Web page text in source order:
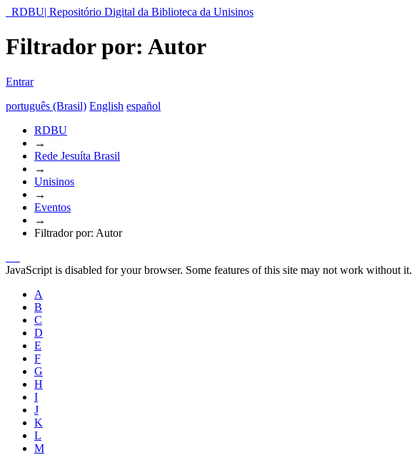
RDBU| Repositório Digital da Biblioteca da Unisinos
Filtrador por: Autor
Entrar
português (Brasil) English español
RDBU
→
Rede Jesuíta Brasil
→
Unisinos
→
Eventos
→
Filtrador por: Autor
JavaScript is disabled for your browser. Some features of this site may not work without it.
A
B
C
D
E
F
G
H
I
J
K
L
M